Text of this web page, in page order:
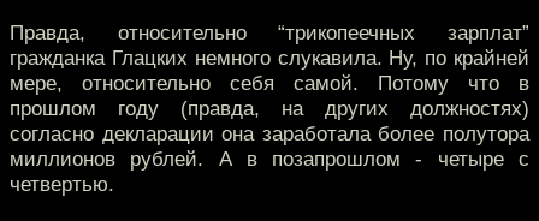
Правда, относительно “трикопеечных зарплат”
гражданка Глацких немного слукавила. Ну, по крайней
мере, относительно себя самой. Потому что в
прошлом году (правда, на других должностях)
согласно декларации она заработала более полутора
миллионов рублей. А в позапрошлом - четыре с
четвертью.